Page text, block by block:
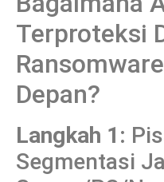
Terproteksi
Depan?
Langkah 1:
Segmentasi